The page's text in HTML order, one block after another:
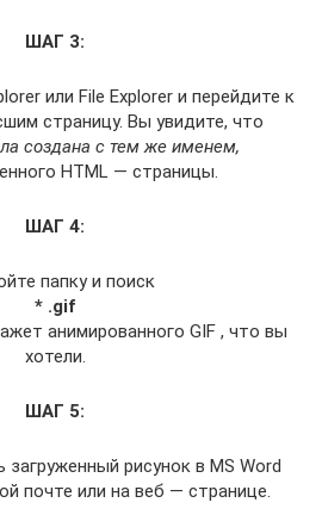
ШАГ 3:
или File Explorer и перейдите к
страницу. Вы увидите, что
создана с тем же именем,
HTML — страницы.
ШАГ 4:
папку и поиск
* .gif
анимированного GIF , что вы
хотели.
ШАГ 5:
рисунок в MS Word
почте или на веб — странице.